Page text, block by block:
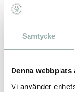
Samtycke
Denna webbplats
Vi använder
att stödja och
Maine Coon har
karakteristiskt
bidrar till god
individuella